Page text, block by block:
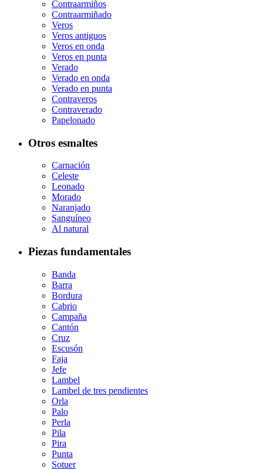
Contraarmiños
Contraarmiñado
Veros
Veros antiguos
Veros en onda
Veros en punta
Verado
Verado en onda
Verado en punta
Contraveros
Contraverado
Papelonado
Otros esmaltes
Carnación
Celeste
Leonado
Morado
Naranjado
Sanguíneo
Al natural
Piezas fundamentales
Banda
Barra
Bordura
Cabrio
Campaña
Cantón
Cruz
Escusón
Faja
Jefe
Lambel
Lambel de tres pendientes
Orla
Palo
Perla
Pila
Pira
Punta
Sotuer